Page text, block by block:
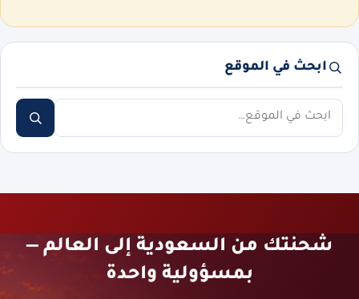
ابحث في الموقع
ابحث
شحنتك من السعودية إلى العالم —
بمسؤولية واحدة